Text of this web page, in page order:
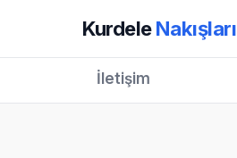
KurdeleNakışları
İletişim